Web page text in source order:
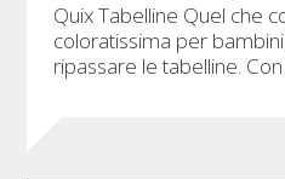
Quix Tabelline Quel che
coloratissima per
ripassare le tabelline.